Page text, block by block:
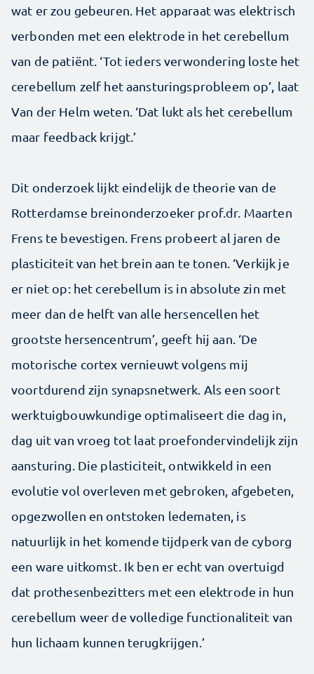
wat er zou gebeuren. Het apparaat was elektrisch
verbonden met een elektrode in het cerebellum
van de patiënt. ‘Tot ieders verwondering loste het
cerebellum zelf het aansturingsprobleem op’, laat
Van der Helm weten. ‘Dat lukt als het cerebellum
maar feedback krijgt.’
Dit onderzoek lijkt eindelijk de theorie van de
Rotterdamse breinonderzoeker prof.dr. Maarten
Frens te bevestigen. Frens probeert al jaren de
plasticiteit van het brein aan te tonen. ‘Verkijk je
er niet op: het cerebellum is in absolute zin met
meer dan de helft van alle hersencellen het
grootste hersencentrum’, geeft hij aan. ‘De
motorische cortex vernieuwt volgens mij
voortdurend zijn synapsnetwerk. Als een soort
werktuigbouwkundige optimaliseert die dag in,
dag uit van vroeg tot laat proefondervindelijk zijn
aansturing. Die plasticiteit, ontwikkeld in een
evolutie vol overleven met gebroken, afgebeten,
opgezwollen en ontstoken ledematen, is
natuurlijk in het komende tijdperk van de cyborg
een ware uitkomst. Ik ben er echt van overtuigd
dat prothesenbezitters met een elektrode in hun
cerebellum weer de volledige functionaliteit van
hun lichaam kunnen terugkrijgen.’